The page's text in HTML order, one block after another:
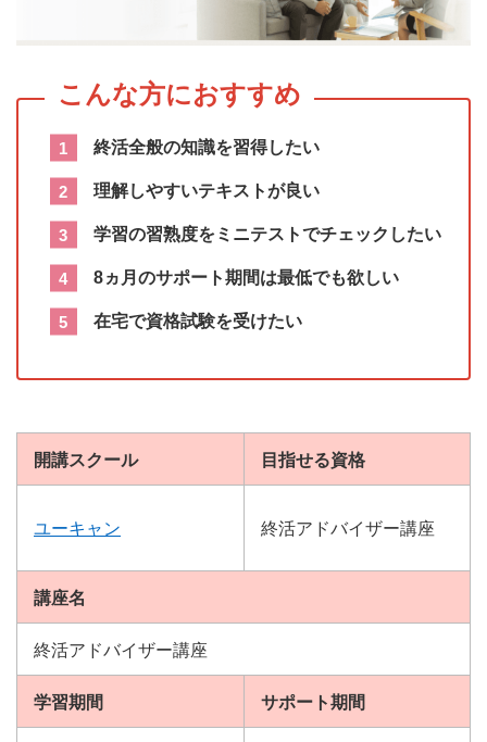
終活全般の知識を習得したい
理解しやすいテキストが良い
学習の習熟度をミニテストでチェックしたい
8ヵ月のサポート期間は最低でも欲しい
在宅で資格試験を受けたい
開講スクール 目指せる資格
ユーキャン 終活アドバイザー講座
講座名
終活アドバイザー講座
学習期間 サポート期間